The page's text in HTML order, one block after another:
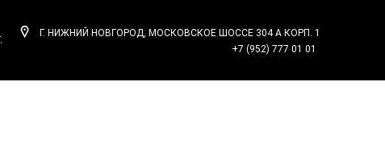
Г. НИЖНИЙ НОВГОРОД, МОСКОВСКОЕ ШОССЕ 304 А КОРП. 1
+7 (952) 777 01 01